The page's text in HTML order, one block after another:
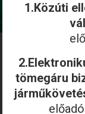
1.Közúti
tömegáru